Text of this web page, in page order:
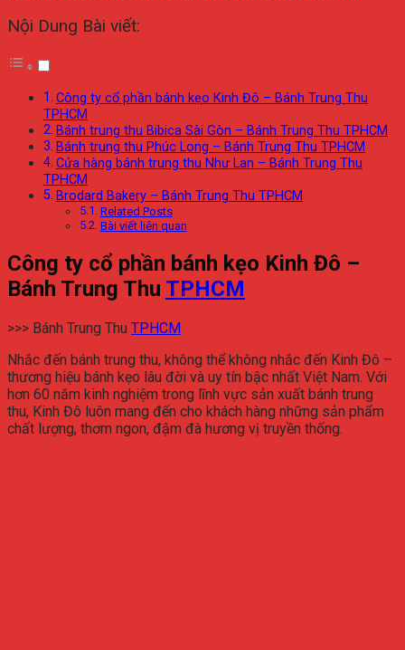
Nội Dung Bài viết:
Công ty cổ phần bánh kẹo Kinh Đô – Bánh Trung Thu
TPHCM
Bánh trung thu Bibica Sài Gòn – Bánh Trung Thu TPHCM
Bánh trung thu Phúc Long – Bánh Trung Thu TPHCM
Cửa hàng bánh trung thu Như Lan – Bánh Trung Thu
TPHCM
Brodard Bakery – Bánh Trung Thu TPHCM
Related Posts
Bài viết liên quan
Công ty cổ phần bánh kẹo Kinh Đô –
Bánh Trung Thu TPHCM
>>> Bánh Trung Thu TPHCM
Nhắc đến bánh trung thu, không thể không nhắc đến Kinh Đô –
thương hiệu bánh kẹo lâu đời và uy tín bậc nhất Việt Nam. Với
hơn 60 năm kinh nghiệm trong lĩnh vực sản xuất bánh trung
thu, Kinh Đô luôn mang đến cho khách hàng những sản phẩm
chất lượng, thơm ngon, đậm đà hương vị truyền thống.